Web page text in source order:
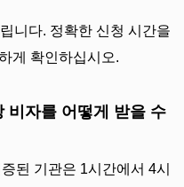
니다. 정확한 신청 시간을
게 확인하십시오.
비자를 어떻게 받을 수
된 기관은 1시간에서 4시